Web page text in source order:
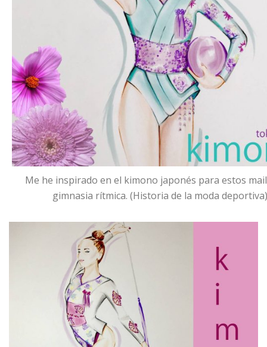
Me he inspirado en el kimono japonés para estos
gimnasia rítmica. (Historia de la moda